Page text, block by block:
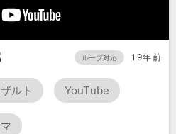
ループ対応 19年前
ルト YouTube